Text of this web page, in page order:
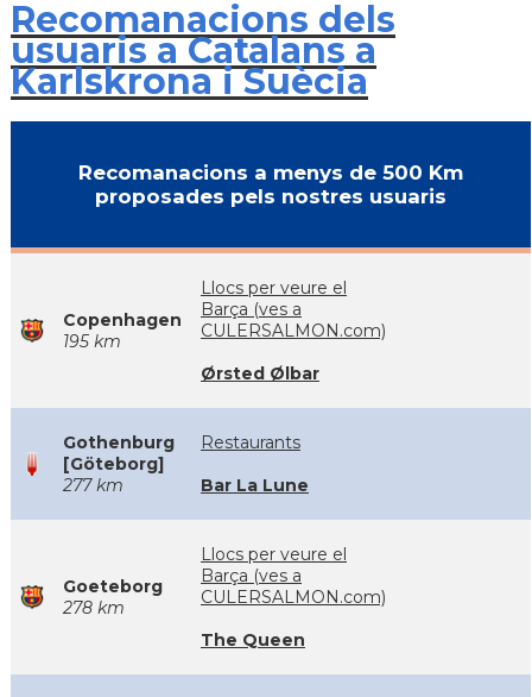
Recomanacions dels
usuaris a Catalans a
Karlskrona i Suècia
Recomanacions a menys de 500 Km
proposades pels nostres usuaris
Copenhagen
195 km
Llocs per veure el
Barça (ves a
CULERSALMON.com)
Ørsted Ølbar
Gothenburg
[Göteborg]
277 km
Restaurants
Bar La Lune
Goeteborg
278 km
Llocs per veure el
Barça (ves a
CULERSALMON.com)
The Queen